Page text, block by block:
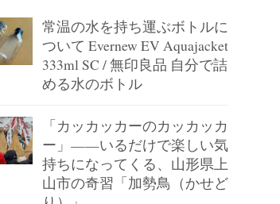
り
常温の水を持ち運ぶボトルに
ついて Evernew EV Aquajacket
333ml SC / 無印良品 自分で詰
める水のボトル
「カッカッカーのカッカッカ
ー」——いるだけで楽しい気
持ちになってくる、山形県上
山市の奇習「加勢鳥（かせど